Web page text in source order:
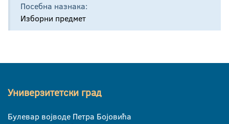
Посебна назнака:
Изборни предмет
Универзитетски град
Булевар војводе Петра Бојовића